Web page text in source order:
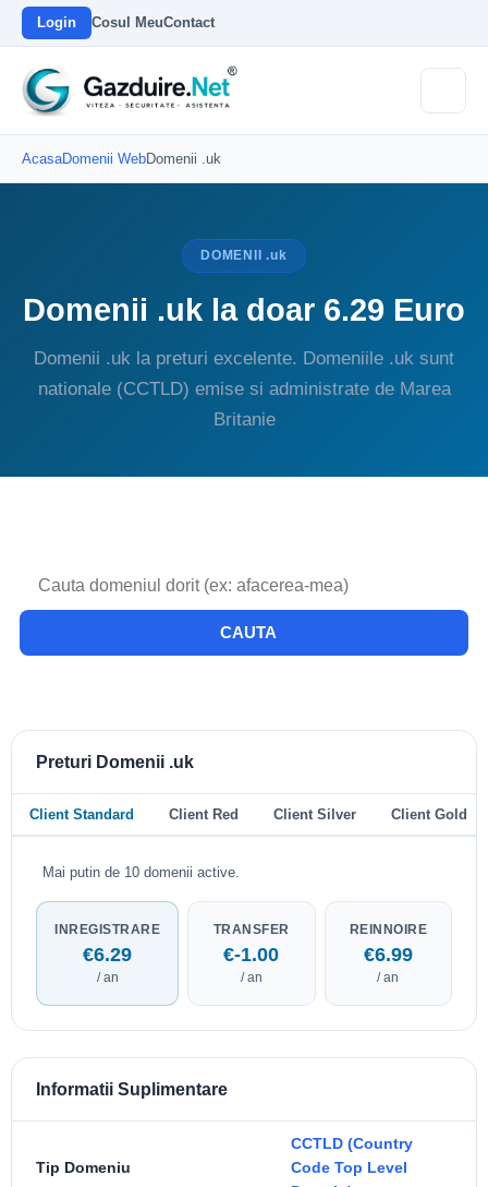
Login Cosul MeuContact
AcasaDomenii WebDomenii .uk
DOMENII .uk
Domenii .uk la doar 6.29 Euro
Domenii .uk la preturi excelente. Domeniile .uk sunt
nationale (CCTLD) emise si administrate de Marea
Britanie
CAUTA
Preturi Domenii .uk
Client Standard Client Red Client Silver Client Gold
Mai putin de 10 domenii active.
INREGISTRARE
€6.29
/ an
TRANSFER
€-1.00
/ an
REINNOIRE
€6.99
/ an
Informatii Suplimentare
Tip Domeniu
CCTLD (Country
Code Top Level